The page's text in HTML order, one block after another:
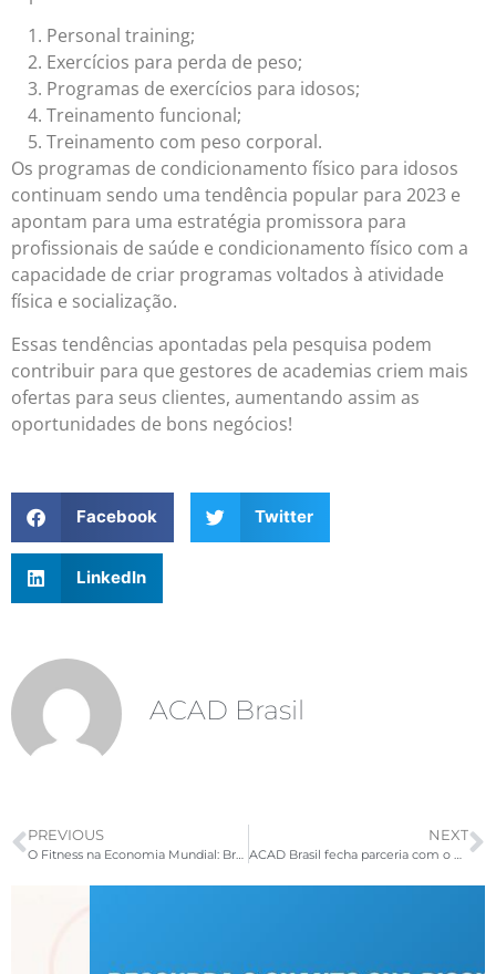
Personal training;
Exercícios para perda de peso;
Programas de exercícios para idosos;
Treinamento funcional;
Treinamento com peso corporal.
Os programas de condicionamento físico para idosos
continuam sendo uma tendência popular para 2023 e
apontam para uma estratégia promissora para
profissionais de saúde e condicionamento físico com a
capacidade de criar programas voltados à atividade
física e socialização.
Essas tendências apontadas pela pesquisa podem
contribuir para que gestores de academias criem mais
ofertas para seus clientes, aumentando assim as
oportunidades de bons negócios!
Facebook Twitter
LinkedIn
ACAD Brasil
PREVIOUS NEXT